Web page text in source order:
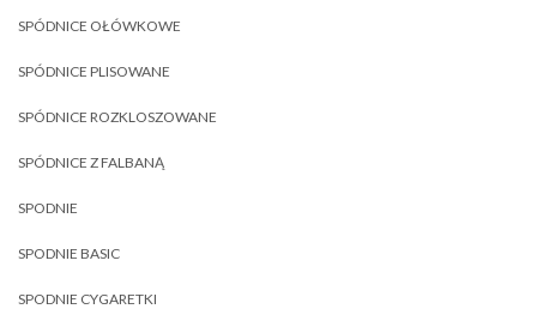
SPÓDNICE OŁÓWKOWE
SPÓDNICE PLISOWANE
SPÓDNICE ROZKLOSZOWANE
SPÓDNICE Z FALBANĄ
SPODNIE
SPODNIE BASIC
SPODNIE CYGARETKI